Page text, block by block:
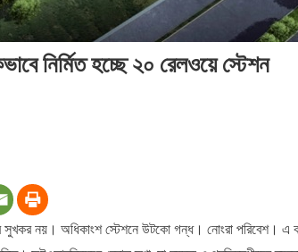
নির্মিত হচ্ছে ২০ রেলওয়ে স্টেশন
সুখকর নয়। অধিকাংশ স্টেশনে উটকো গন্ধ। নোংরা পরিবেশ। এ